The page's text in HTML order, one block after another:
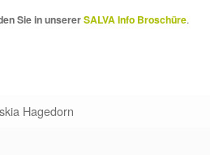
Sie in unsererSALVA Info Broschüre.
Hagedorn